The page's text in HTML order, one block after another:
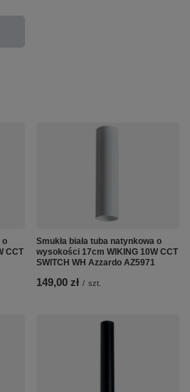
o
CCT
Smukła biała tuba natynkowa o
wysokości 17cm WIKING 10W CCT
SWITCH WH Azzardo AZ5971
149,00 zł / szt.